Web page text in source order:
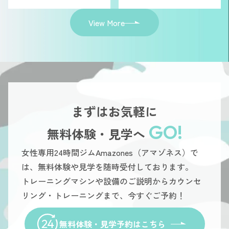
View More
まずはお気軽に
無料体験・見学へ GO!
女性専用24時間ジムAmazones（アマゾネス）で
は、無料体験や見学を随時受付しております。
トレーニングマシンや設備のご説明からカウンセ
リング・トレーニングまで、今すぐご予約！
無料体験・見学予約はこちら